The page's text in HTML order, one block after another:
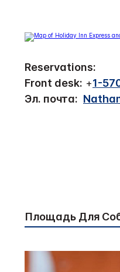
Reservations:
Front desk: +1-
Эл. почта:
Площадь Для